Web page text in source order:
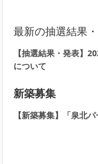
最新の抽選結果
【抽選結果・発表】
について
新築募集
【新築募集】「泉北